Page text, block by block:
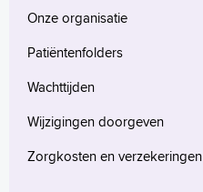
Onze organisatie
Patiëntenfolders
Wachttijden
Wijzigingen doorgeven
Zorgkosten en verzekeringen